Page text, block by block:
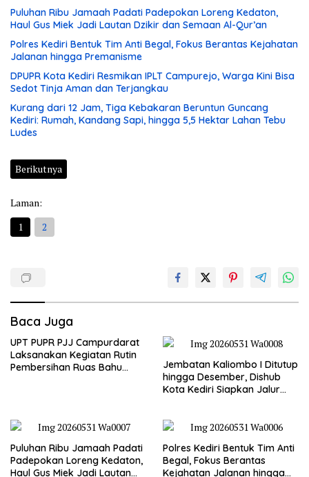
Puluhan Ribu Jamaah Padati Padepokan Loreng Kedaton,
Haul Gus Miek Jadi Lautan Dzikir dan Semaan Al-Qur’an
Polres Kediri Bentuk Tim Anti Begal, Fokus Berantas Kejahatan
Jalanan hingga Premanisme
DPUPR Kota Kediri Resmikan IPLT Campurejo, Warga Kini Bisa
Sedot Tinja Aman dan Terjangkau
Kurang dari 12 Jam, Tiga Kebakaran Beruntun Guncang
Kediri: Rumah, Kandang Sapi, hingga 5,5 Hektar Lahan Tebu
Ludes
Berikutnya
Laman:
1
2
Baca Juga
UPT PUPR PJJ Campurdarat
Laksanakan Kegiatan Rutin
Pembersihan Ruas Bahu
Jembatan Kaliombo I Ditutup
hingga Desember, Dishub
Kota Kediri Siapkan Jalur
Puluhan Ribu Jamaah Padati
Padepokan Loreng Kedaton,
Haul Gus Miek Jadi Lautan
Polres Kediri Bentuk Tim Anti
Begal, Fokus Berantas
Kejahatan Jalanan hingga